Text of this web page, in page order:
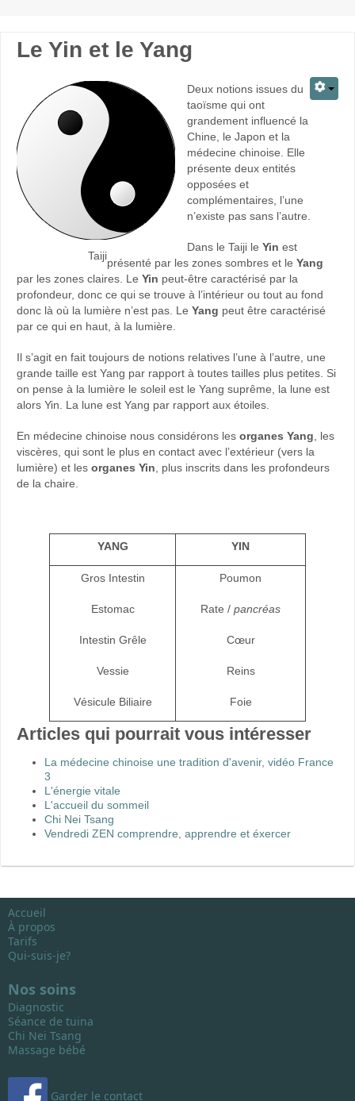
Le Yin et le Yang
Taiji
Deux notions issues du
taoïsme qui ont
grandement influencé la
Chine, le Japon et la
médecine chinoise. Elle
présente deux entités
opposées et
complémentaires, l’une
n’existe pas sans l’autre.
Dans le Taiji le Yin est
présenté par les zones sombres et le Yang
par les zones claires. Le Yin peut-être caractérisé par la
profondeur, donc ce qui se trouve à l’intérieur ou tout au fond
donc là où la lumière n’est pas. Le Yang peut être caractérisé
par ce qui en haut, à la lumière.
Il s’agit en fait toujours de notions relatives l’une à l’autre, une
grande taille est Yang par rapport à toutes tailles plus petites. Si
on pense à la lumière le soleil est le Yang suprême, la lune est
alors Yin. La lune est Yang par rapport aux étoiles.
En médecine chinoise nous considérons les organes Yang , les
viscères, qui sont le plus en contact avec l’extérieur (vers la
lumière) et les organes Yin , plus inscrits dans les profondeurs
de la chaire.
YANG YIN
Gros Intestin
Estomac
Intestin Grêle
Vessie
Vésicule Biliaire
Poumon
Rate / pancréas
Cœur
Reins
Foie
Articles qui pourrait vous intéresser
La médecine chinoise une tradition d'avenir, vidéo France
3
L'énergie vitale
L'accueil du sommeil
Chi Nei Tsang
Vendredi ZEN comprendre, apprendre et éxercer
Accueil
À propos
Tarifs
Qui-suis-je?
Nos soins
Diagnostic
Séance de tuina
Chi Nei Tsang
Massage bébé
Garder le contact